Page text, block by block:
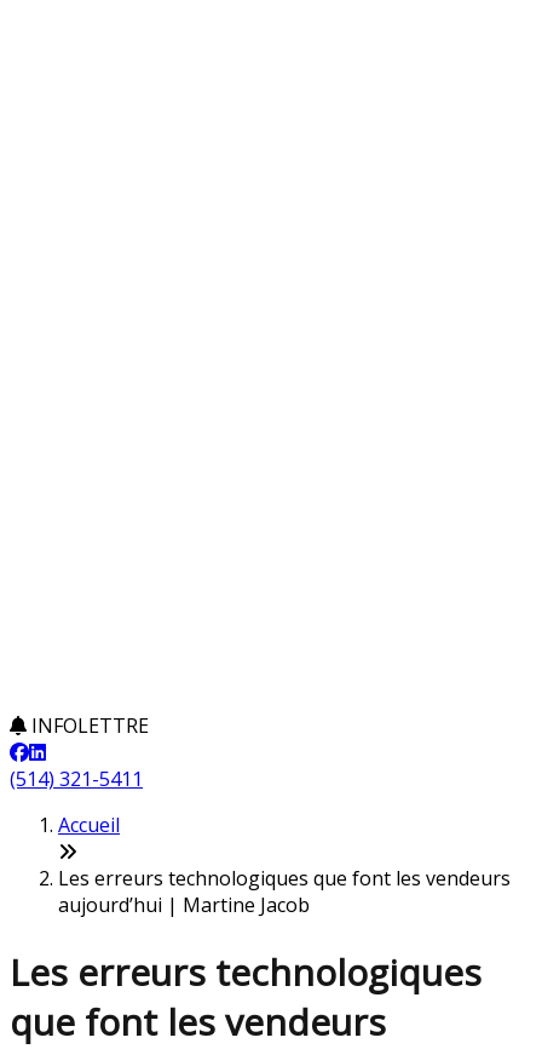
INFOLETTRE
(514) 321-5411
Accueil
Les erreurs technologiques que font les vendeurs
aujourd’hui | Martine Jacob
Les erreurs technologiques
que font les vendeurs